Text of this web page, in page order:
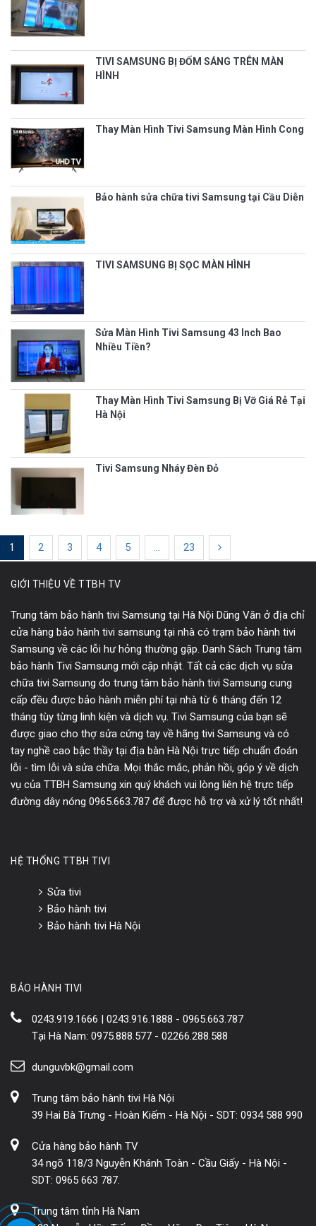
TIVI SAMSUNG BỊ ĐỐM SÁNG TRÊN MÀN
HÌNH
Thay Màn Hình Tivi Samsung Màn Hình Cong
Bảo hành sửa chữa tivi Samsung tại Cầu Diễn
TIVI SAMSUNG BỊ SỌC MÀN HÌNH
Sửa Màn Hình Tivi Samsung 43 Inch Bao
Nhiều Tiền?
Thay Màn Hình Tivi Samsung Bị Vỡ Giá Rẻ Tại
Hà Nội
Tivi Samsung Nháy Đèn Đỏ
1 2 3 4 5 23
GIỚI THIỆU VỀ TTBH TV
Trung tâm bảo hành tivi Samsung tại Hà Nội Dũng Văn ở địa chỉ
cửa hàng bảo hành tivi samsung tại nhà có trạm bảo hành tivi
Samsung về các lỗi hư hỏng thường gặp. Danh Sách Trung tâm
bảo hành Tivi Samsung mới cập nhật. Tất cả các dịch vụ sửa
chữa tivi Samsung do trung tâm bảo hành tivi Samsung cung
cấp đều được bảo hành miễn phí tại nhà từ 6 tháng đến 12
tháng tùy từng linh kiện và dịch vụ. Tivi Samsung của bạn sẽ
được giao cho thợ sửa cứng tay về hãng tivi Samsung và có
tay nghề cao bậc thầy tại địa bàn Hà Nội trực tiếp chuẩn đoán
lỗi - tìm lỗi và sửa chữa. Mọi thắc mắc, phản hồi, góp ý về dịch
vụ của TTBH Samsung xin quý khách vui lòng liên hệ trực tiếp
đường dây nóng 0965.663.787 để được hỗ trợ và xử lý tốt nhất!
HỆ THỐNG TTBH TIVI
Sửa tivi
Bảo hành tivi
Bảo hành tivi Hà Nội
BẢO HÀNH TIVI
0243.919.1666 | 0243.916.1888 - 0965.663.787
Tại Hà Nam: 0975.888.577 - 02266.288.588
dunguvbk@gmail.com
Trung tâm bảo hành tivi Hà Nội
39 Hai Bà Trưng - Hoàn Kiếm - Hà Nội - SDT: 0934 588 990
Cửa hàng bảo hành TV
34 ngõ 118/3 Nguyễn Khánh Toàn - Cầu Giấy - Hà Nội -
SDT: 0965 663 787.
Trung tâm tỉnh Hà Nam